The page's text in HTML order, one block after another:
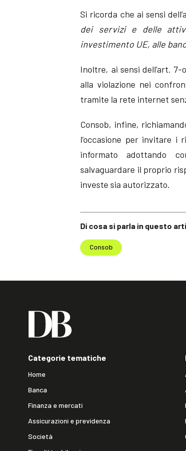
Di cosa si parla in questo
Consob
Si ricorda che ai sensi
dei servizi e delle
investimento UE, alle
Inoltre, ai sensi dell’art.
alla violazione nei
tramite la rete internet
Consob, infine,
l’occasione per invitare i
informato adottando
salvaguardare il proprio
investe sia autorizzato.
Categorie tematiche
Home
Banca
Finanza e mercati
Assicurazioni e previdenza
Società